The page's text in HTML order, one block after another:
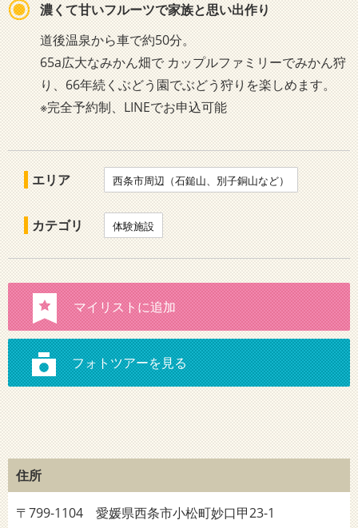
濃くて甘いフルーツで家族と思い出作り
道後温泉から車で約50分。
65a広大なみかん畑で カップルファミリーでみかん狩
り、66年続くぶどう園でぶどう狩りを楽しめます。
※完全予約制、LINEでお申込可能
エリア 西条市周辺（石鎚山、別子銅山など）
カテゴリ 体験施設
住所
〒799-1104 愛媛県西条市小松町妙口甲23-1